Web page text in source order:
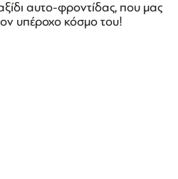
αυτο-φροντίδας, που μας
υπέροχο κόσμο του!